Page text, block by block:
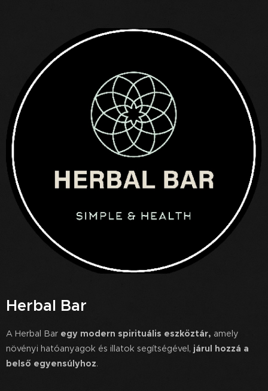
Herbal Bar
A Herbal Bar egy modern spirituális eszköztár, amely
növényi hatóanyagok és illatok segítségével, járul hozzá a
belső egyensúlyhoz.